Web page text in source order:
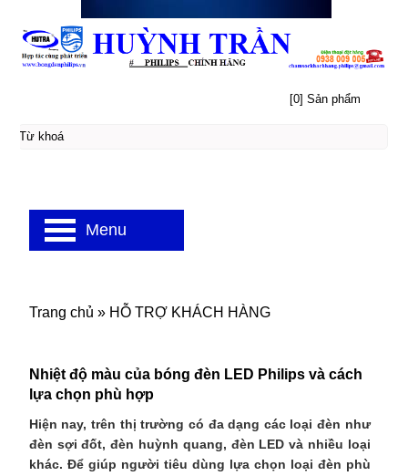
Nhiệt độ màu của bóng đèn LED Philips và cách
lựa chọn phù hợp
Hiện nay, trên thị trường có đa dạng các loại đèn như
đèn sợi đốt, đèn huỳnh quang, đèn LED và nhiều loại
khác. Để giúp người tiêu dùng lựa chọn loại đèn phù
Trang chủ » HỖ TRỢ KHÁCH HÀNG
[0] Sản phẩm
Menu